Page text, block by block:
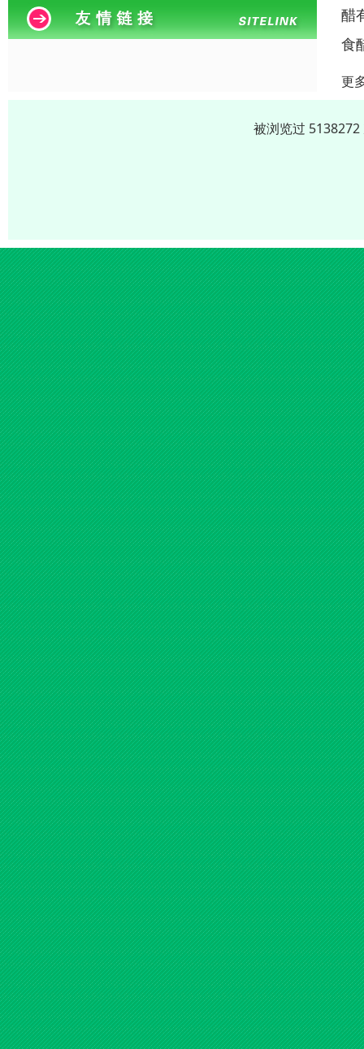
醋
食
更
被浏览过